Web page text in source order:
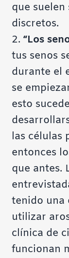
que
discretos.
2. “Los
tus senos
durante el
se
esto
las células
entonces
que antes.
tenido una
utilizar
clínica de
funcionan